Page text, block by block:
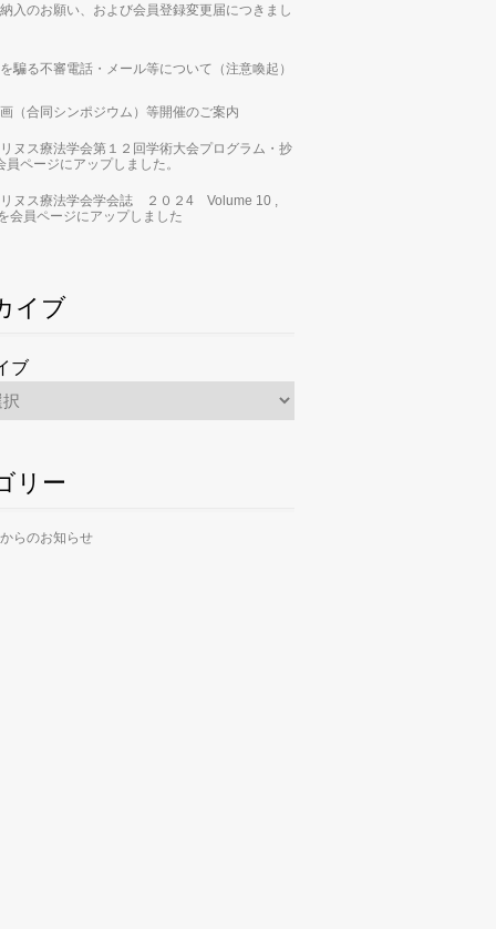
入のお願い、および会員登録変更届につきまし
騙る不審電話・メール等について（注意喚起）
（合同シンポジウム）等開催のご案内
ヌス療法学会第１２回学術大会プログラム・抄
員ページにアップしました。
ヌス療法学会学会誌 ２０２4 Volume 10 ,
会員ページにアップしました
イブ
ブ
リー
らのお知らせ